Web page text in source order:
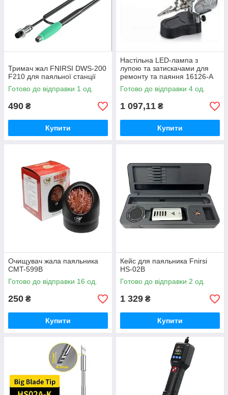
Тримач жал FNIRSI DWS-200
F210 для паяльної станції
Готово до відправки 1 од.
490 ₴
Купити
Настільна LED-лампа з
лупою та затискачами для
ремонту та паяння 16126-A
Готово до відправки 4 од.
1 097,11 ₴
Купити
Очищувач жала паяльника
CMT-599B
Готово до відправки 16 од.
250 ₴
Купити
Кейс для паяльника Fnirsi
HS-02B
Готово до відправки 2 од.
1 329 ₴
Купити